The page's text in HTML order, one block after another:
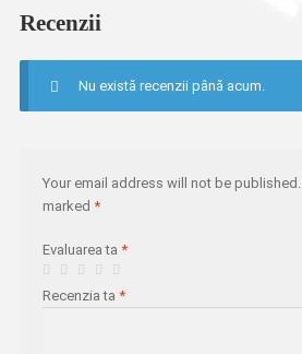
Recenzii
Nu există recenzii până acum.
Your email address will not be published.
marked*
Evaluarea ta*
Recenzia ta*